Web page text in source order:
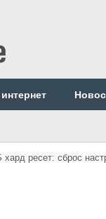
хард ресет: сброс